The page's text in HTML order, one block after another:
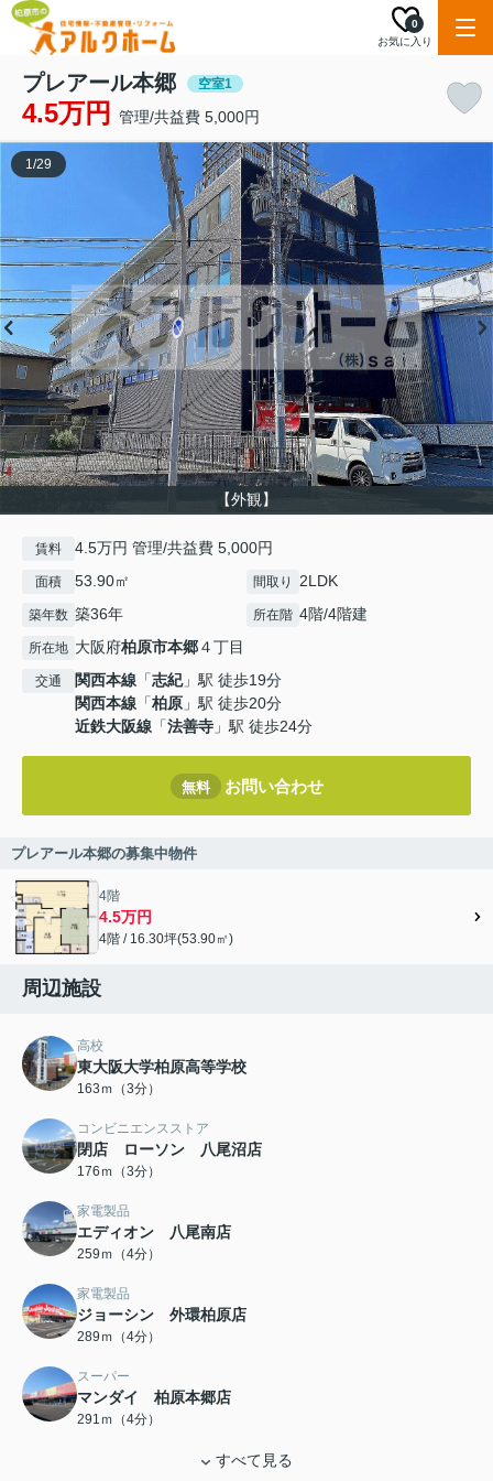
お気に入り
0
プレアール本郷 空室1
4.5万円 管理/共益費 5,000円
【外観】
1/29
賃料 4.5万円 管理/共益費 5,000円
面積 53.90㎡ 間取り 2LDK
築年数 築36年 所在階 4階/4階建
所在地 大阪府柏原市本郷４丁目
交通 関西本線 「志紀」駅 徒歩19分
関西本線 「柏原 」駅 徒歩20分
近鉄大阪線 「法善寺 」駅 徒歩24分
無料 お問い合わせ
プレアール本郷の募集中物件
4階
4.5万円
4階 / 16.30坪(53.90㎡)
周辺施設
高校
東大阪大学柏原高等学校
163ｍ（3分）
コンビニエンスストア
閉店 ローソン 八尾沼店
176ｍ（3分）
家電製品
エディオン 八尾南店
259ｍ（4分）
家電製品
ジョーシン 外環柏原店
289ｍ（4分）
スーパー
マンダイ 柏原本郷店
291ｍ（4分）
すべて見る